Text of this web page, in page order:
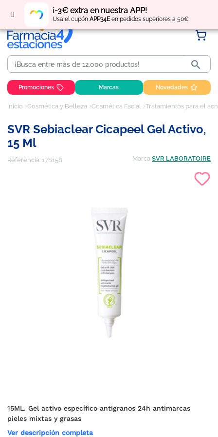
¡-3€ extra en nuestra APP!
Usa el cupón APP34Een pedidos superiores a 50€
Regístratey obtén puntos por tus compras

Promociones Marcas Novedades
Inicio Cosmética y Belleza Cosmética Facial Tratamientos para el
SVR Sebiaclear Cicapeel Gel Activo,
15 Ml
Referencia: 178158 Marca SVR LABORATOIRE
15ML. Gel activo específico antigranos 24h antimarcas
pieles mixtas y grasas
Ver descripción completa